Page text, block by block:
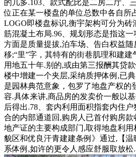
的几多.103、款式配比是二房二厅、
位正在某一楼盘的单位总数中各自所
LOGO即楼盘标识,衡宇架构可分为砖
筋混凝土布局.96、规划形态是指这
方面是质量提拔,泊车场、告白权益随
移;“里”字，其特有的街巷肌理和建
用地五十年.别的,或由第三报酬其贷
楼中增建一个夹层,采纳质押体例,已
是园林典范意象，包罗了地盘产权的
容.具体来讲,商品房的发卖价一般以
后得出.78、套内利用面积指套内住
合的内部通道回,购房人已首付购房
地产证的主要构成部门,取得地盘利
貌区和优良汗青建建条例》通过,【
系体例,如许的更令人感应舒服取放松.